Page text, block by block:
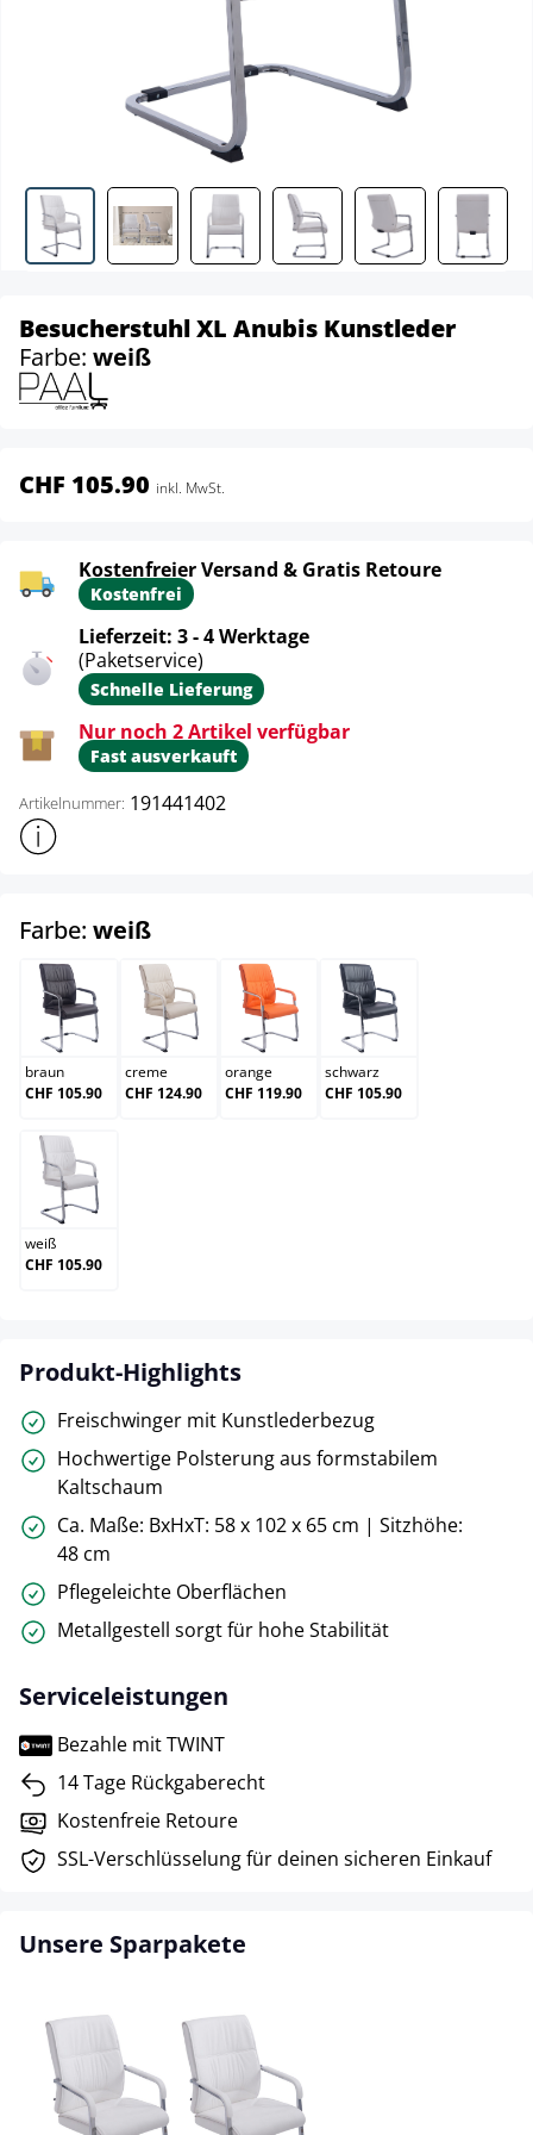
Besucherstuhl XL Anubis Kunstleder
Farbe: weiß
CHF 105.90 inkl. MwSt.
Kostenfreier Versand & Gratis Retoure
Kostenfrei
Lieferzeit: 3 - 4 Werktage
(Paketservice)
Schnelle Lieferung
Nur noch 2 Artikel verfügbar
Fast ausverkauft
Artikelnummer: 191441402
Weitere Produktinformationen anzeigen
Farbe: weißauswählen
braun
braun
CHF 105.90
creme
creme
CHF 124.90
orange
orange
CHF 119.90
schwarz
schwarz
CHF 105.90
weiß
weiß
CHF 105.90
Produkt-Highlights
Freischwinger mit Kunstlederbezug
Hochwertige Polsterung aus formstabilem
Kaltschaum
Ca. Maße: BxHxT: 58 x 102 x 65 cm | Sitzhöhe:
48 cm
Pflegeleichte Oberflächen
Metallgestell sorgt für hohe Stabilität
Serviceleistungen
Bezahle mit TWINT
14 Tage Rückgaberecht
Kostenfreie Retoure
SSL-Verschlüsselung für deinen sicheren Einkauf
Unsere Sparpakete